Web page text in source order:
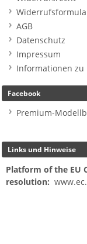
AGB
Datenschutz
Impressum
Informationen zu
Facebook
Premium-
Links und Hinweise
Platform of the EU
resolution: